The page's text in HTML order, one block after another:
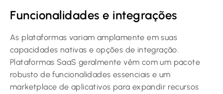
Funcionalidades e integrações
As plataformas variam amplamente em suas
capacidades nativas e opções de integração.
Plataformas SaaS geralmente vêm com um pacote
robusto de funcionalidades essenciais e um
marketplace de aplicativos para expandir recursos